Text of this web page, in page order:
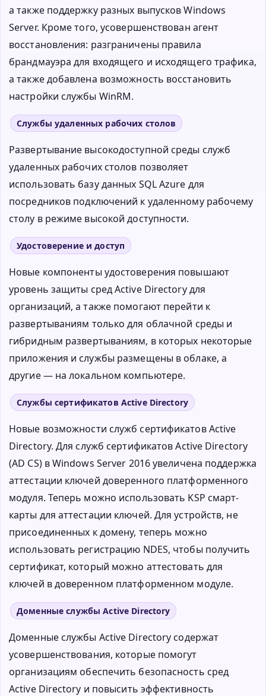
а также поддержку разных выпусков Windows
Server. Кроме того, усовершенствован агент
восстановления: разграничены правила
брандмауэра для входящего и исходящего трафика,
а также добавлена возможность восстановить
настройки службы WinRM.
Службы удаленных рабочих столов
Развертывание высокодоступной среды служб
удаленных рабочих столов позволяет
использовать базу данных SQL Azure для
посредников подключений к удаленному рабочему
столу в режиме высокой доступности.
Удостоверение и доступ
Новые компоненты удостоверения повышают
уровень защиты сред Active Directory для
организаций, а также помогают перейти к
развертываниям только для облачной среды и
гибридным развертываниям, в которых некоторые
приложения и службы размещены в облаке, а
другие — на локальном компьютере.
Службы сертификатов Active Directory
Новые возможности служб сертификатов Active
Directory. Для служб сертификатов Active Directory
(AD CS) в Windows Server 2016 увеличена поддержка
аттестации ключей доверенного платформенного
модуля. Теперь можно использовать KSP смарт-
карты для аттестации ключей. Для устройств, не
присоединенных к домену, теперь можно
использовать регистрацию NDES, чтобы получить
сертификат, который можно аттестовать для
ключей в доверенном платформенном модуле.
Доменные службы Active Directory
Доменные службы Active Directory содержат
усовершенствования, которые помогут
организациям обеспечить безопасность сред
Active Directory и повысить эффективность